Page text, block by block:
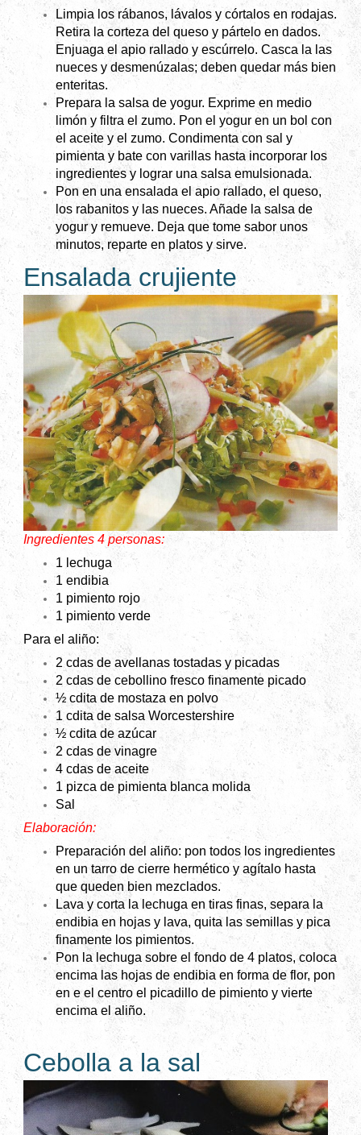
Limpia los rábanos, lávalos y córtalos en rodajas.
Retira la corteza del queso y pártelo en dados.
Enjuaga el apio rallado y escúrrelo. Casca la las
nueces y desmenúzalas; deben quedar más bien
enteritas.
Prepara la salsa de yogur. Exprime en medio
limón y filtra el zumo. Pon el yogur en un bol con
el aceite y el zumo. Condimenta con sal y
pimienta y bate con varillas hasta incorporar los
ingredientes y lograr una salsa emulsionada.
Pon en una ensalada el apio rallado, el queso,
los rabanitos y las nueces. Añade la salsa de
yogur y remueve. Deja que tome sabor unos
minutos, reparte en platos y sirve.
Ensalada crujiente
Ingredientes 4 personas:
1 lechuga
1 endibia
1 pimiento rojo
1 pimiento verde
Para el aliño:
2 cdas de avellanas tostadas y picadas
2 cdas de cebollino fresco finamente picado
½ cdita de mostaza en polvo
1 cdita de salsa Worcestershire
½ cdita de azúcar
2 cdas de vinagre
4 cdas de aceite
1 pizca de pimienta blanca molida
Sal
Elaboración:
Preparación del aliño: pon todos los ingredientes
en un tarro de cierre hermético y agítalo hasta
que queden bien mezclados.
Lava y corta la lechuga en tiras finas, separa la
endibia en hojas y lava, quita las semillas y pica
finamente los pimientos.
Pon la lechuga sobre el fondo de 4 platos, coloca
encima las hojas de endibia en forma de flor, pon
en e el centro el picadillo de pimiento y vierte
encima el aliño.
Cebolla a la sal